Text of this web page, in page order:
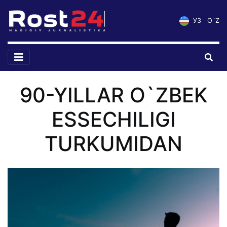
УЗ O`Z
90-YILLAR O`ZBEK
ESSECHILIGI
TURKUMIDAN